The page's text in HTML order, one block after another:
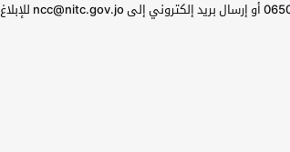
يرجى الاتصال على 065008080 أو إرسال بريد إلكتروني إلى ncc@nitc.gov.jo للإبلاغ